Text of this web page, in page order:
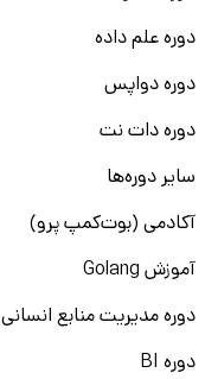
دوره علم داده
دوره دواپس
دوره دات نت
سایر دوره‌ها
آکادمی (بوت‌کمپ پرو)
آموزش Golang
دوره مدیریت منابع انسانی
دوره BI